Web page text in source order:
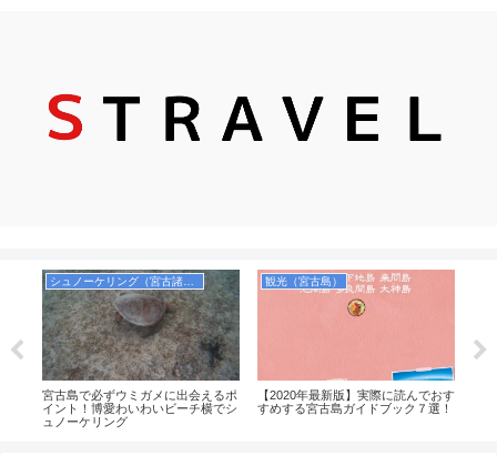
シュノーケリング（宮古諸島）
宮古島で必ずウミガメに出会えるポ
イント！博愛わいわいビーチ横でシ
ュノーケリング
観光（宮古島）
【2020年最新版】実際に読んでおす
すめする宮古島ガイドブック７選！